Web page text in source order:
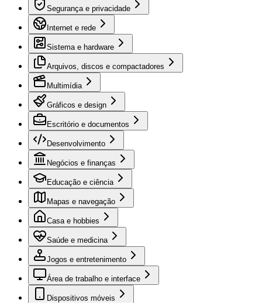
Segurança e privacidade
Internet e rede
Sistema e hardware
Arquivos, discos e compactadores
Multimídia
Gráficos e design
Escritório e documentos
Desenvolvimento
Negócios e finanças
Educação e ciência
Mapas e navegação
Casa e hobbies
Saúde e medicina
Jogos e entretenimento
Área de trabalho e interface
Dispositivos móveis